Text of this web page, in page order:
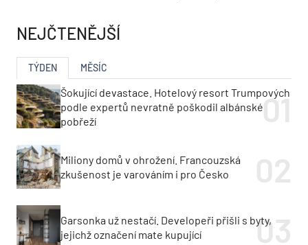
NEJČTENĚJŠÍ
TÝDEN MĚSÍC
Šokující devastace. Hotelový resort Trumpových
podle expertů nevratně poškodil albánské
pobřeží
Miliony domů v ohrožení. Francouzská
zkušenost je varováním i pro Česko
Garsonka už nestačí. Developeři přišli s byty,
jejichž označení mate kupující